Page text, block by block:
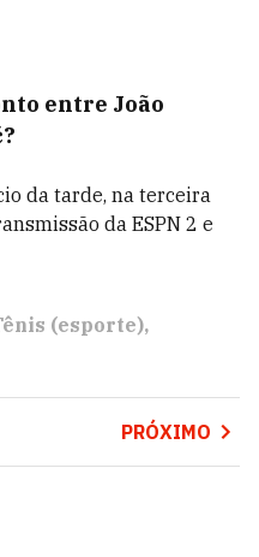
entre João
?
da tarde, na terceira
da ESPN 2 e
(esporte)
PRÓXIMO